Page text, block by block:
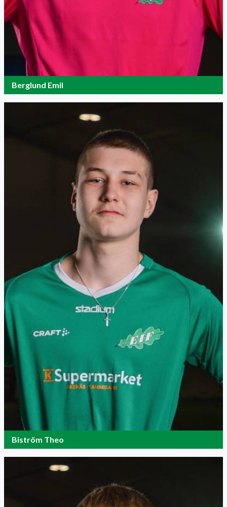
Berglund Emil
Biström Theo